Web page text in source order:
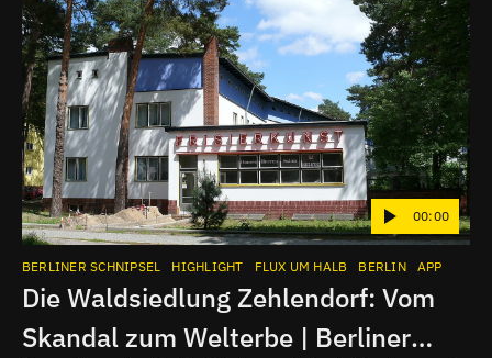
00:00
BERLINER SCHNIPSEL HIGHLIGHT FLUX UM HALB BERLIN APP
Die Waldsiedlung Zehlendorf: Vom
Skandal zum Welterbe | Berliner